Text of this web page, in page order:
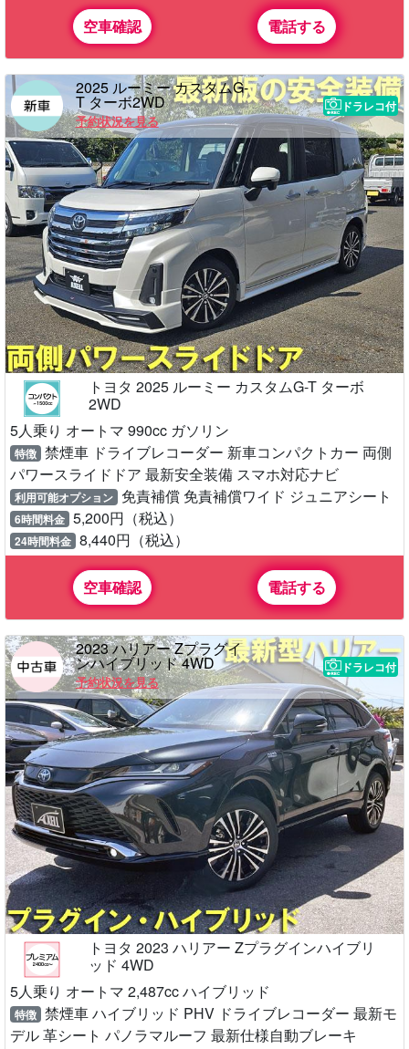
空車確認 電話する
2025 ルーミー カスタムG-
T ターボ2WD
予約状況を見る
ドラレコ付
トヨタ 2025 ルーミー カスタムG-T ターボ
2WD
5人乗り オートマ 990cc ガソリン
特徴 禁煙車 ドライブレコーダー 新車コンパクトカー 両側
パワースライドドア 最新安全装備 スマホ対応ナビ
利用可能オプション 免責補償 免責補償ワイド ジュニアシート
6時間料金 5,200円（税込）
24時間料金 8,440円（税込）
空車確認 電話する
2023 ハリアー Zプラグイ
ンハイブリッド 4WD
予約状況を見る
ドラレコ付
トヨタ 2023 ハリアー Zプラグインハイブリ
ッド 4WD
5人乗り オートマ 2,487cc ハイブリッド
特徴 禁煙車 ハイブリッド PHV ドライブレコーダー 最新モ
デル 革シート パノラマルーフ 最新仕様自動ブレーキ